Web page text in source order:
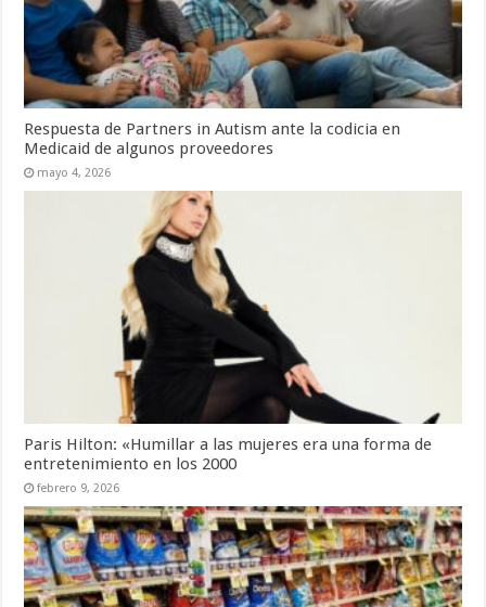
Respuesta de Partners in Autism ante la codicia en
Medicaid de algunos proveedores
mayo 4, 2026
Paris Hilton: «Humillar a las mujeres era una forma de
entretenimiento en los 2000
febrero 9, 2026